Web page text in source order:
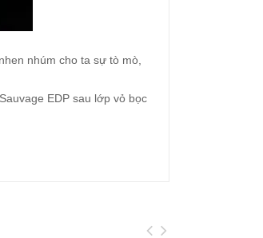
nhúm cho ta sự tò mò,
EDP sau lớp vỏ bọc